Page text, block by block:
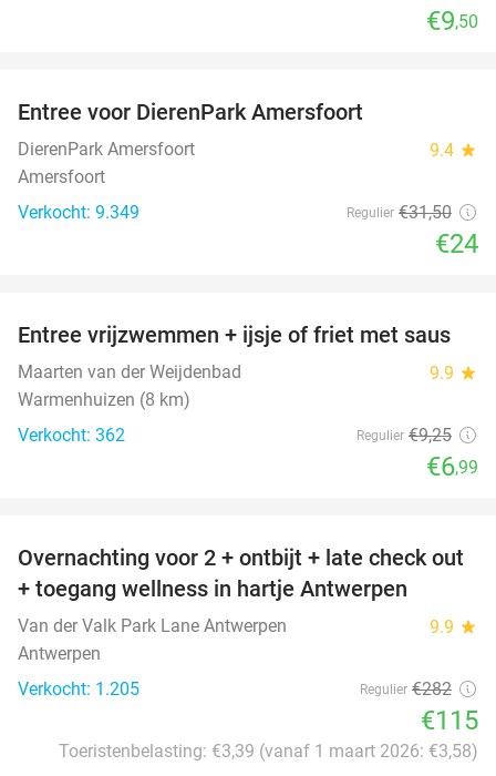
€9,50
Entree voor DierenPark Amersfoort
DierenPark Amersfoort 9.4 star
Amersfoort
Verkocht: 9.349
Regulier €31,50
€24
24%
Entree vrijzwemmen + ijsje of friet met saus
Maarten van der Weijdenbad 9.9 star
Warmenhuizen (8 km)
Verkocht: 362
Regulier €9,25
€6,99
59%
Overnachting voor 2 + ontbijt + late check out
+ toegang wellness in hartje Antwerpen
Van der Valk Park Lane Antwerpen 9.9 star
Antwerpen
Verkocht: 1.205
Regulier €282
€115
Toeristenbelasting: €3,39 (vanaf 1 maart 2026: €3,58)